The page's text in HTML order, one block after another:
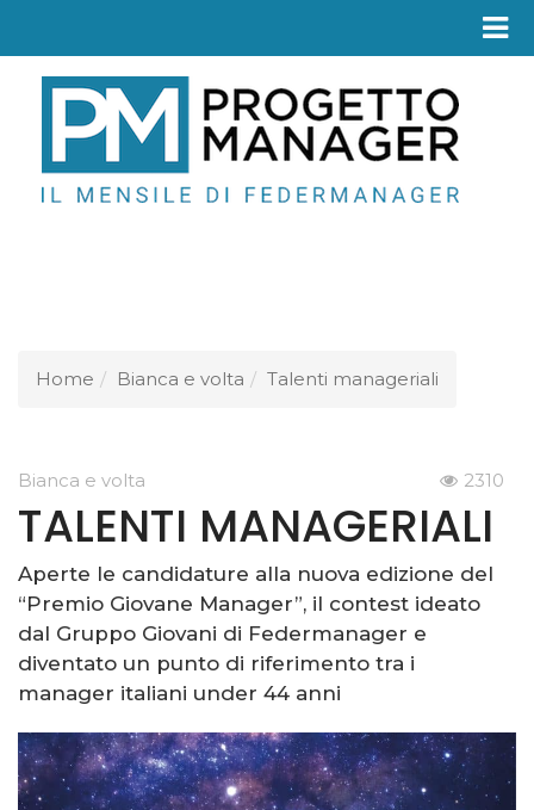
Home Bianca e volta Talenti manageriali
Bianca e volta 2310
TALENTI MANAGERIALI
Aperte le candidature alla nuova edizione del
“Premio Giovane Manager”, il contest ideato
dal Gruppo Giovani di Federmanager e
diventato un punto di riferimento tra i
manager italiani under 44 anni